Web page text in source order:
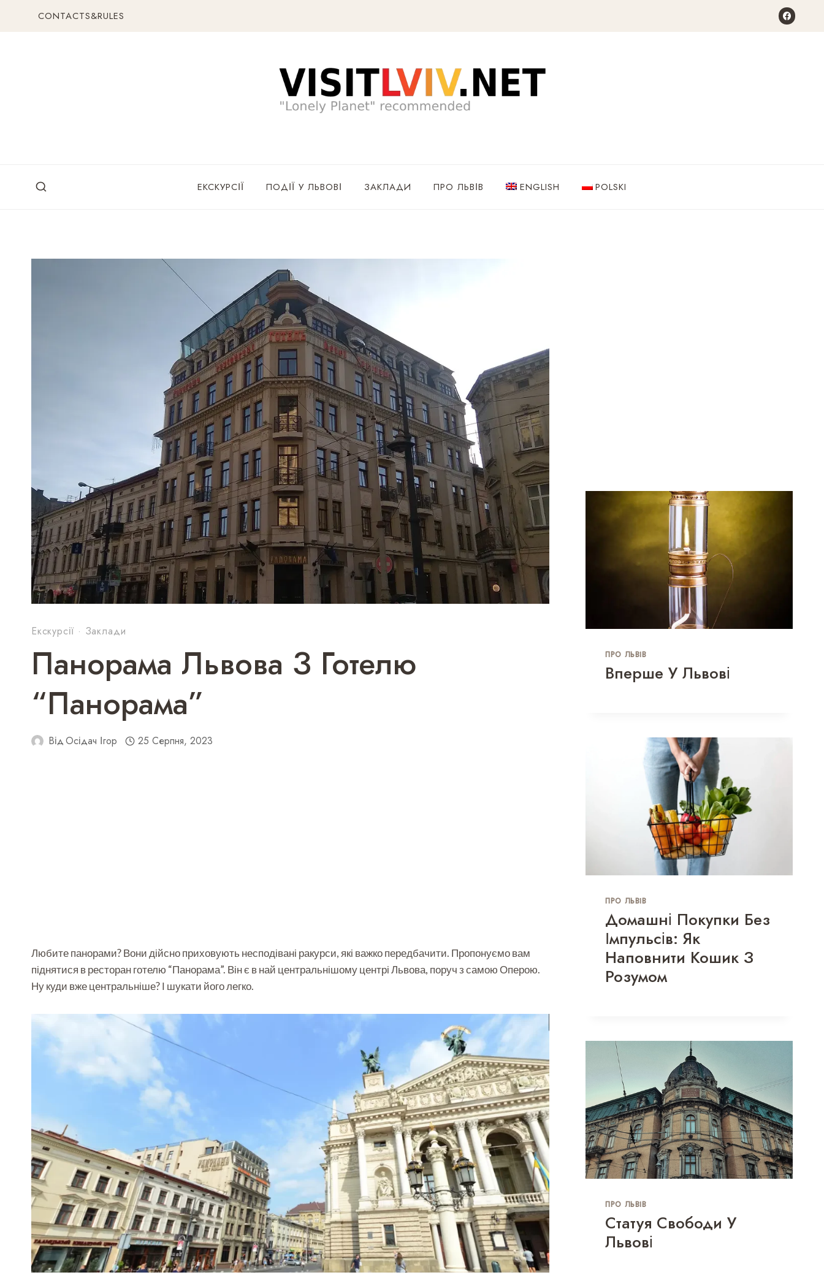
CONTACTS&RULES
ЕКСКУРСІЇ ПОДІЇ У ЛЬВОВІ ЗАКЛАДИ ПРО ЛЬВІВ ENGLISH POLSKI
Екскурсії · Заклади
Панорама Львова З Готелю
“Панорама”
ВідОсідач Ігор 25 Серпня, 2023
Любите панорами? Вони дійсно приховують несподівані ракурси, які важко передбачити. Пропонуємо вам
піднятися в ресторан готелю “Панорама”. Він є в най центральнішому центрі Львова, поруч з самою Оперою.
Ну куди вже центральніше? І шукати його легко.
ПРО ЛЬВІВ
Вперше У Львові
ПРО ЛЬВІВ
Домашні Покупки Без
Імпульсів: Як
Наповнити Кошик З
Розумом
ПРО ЛЬВІВ
Статуя Свободи У
Львові